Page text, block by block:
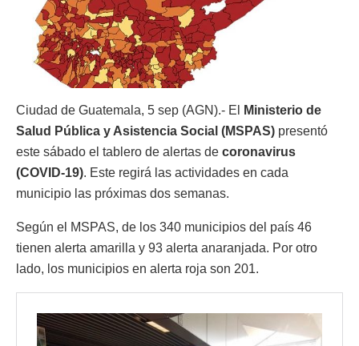
Ciudad de Guatemala, 5 sep (AGN).- El
Ministerio de
Salud Pública y Asistencia Social (MSPAS) presentó
este sábado el tablero de alertas de coronavirus
(COVID-19). Este regirá las actividades en cada
municipio las próximas dos semanas.
Según el MSPAS, de los 340 municipios del país 46
tienen alerta amarilla y 93 alerta anaranjada. Por otro
lado, los municipios en alerta roja son 201.